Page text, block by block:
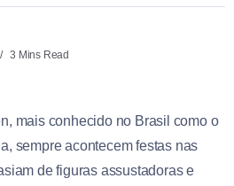
3 Mins Read
mais conhecido no Brasil como o
sempre acontecem festas nas
de figuras assustadoras e